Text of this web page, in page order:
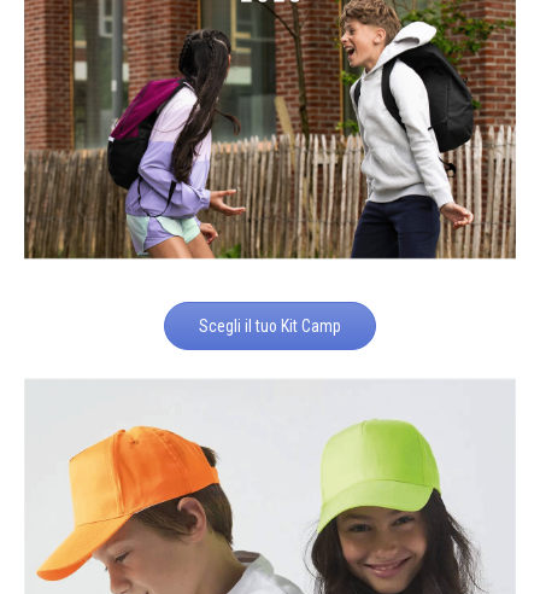
Scegli il tuo Kit Camp